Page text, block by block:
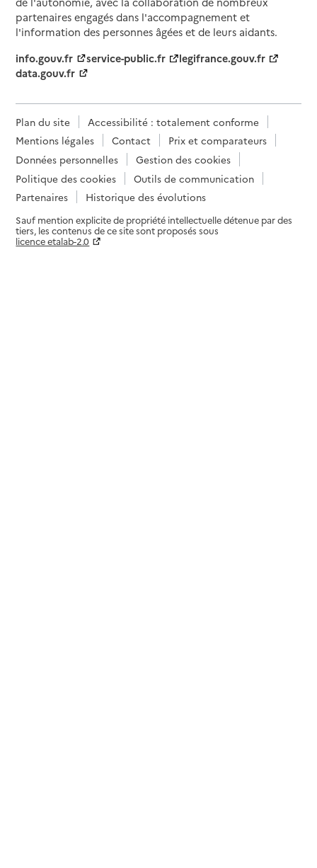
partenaires engagés dans l'accompagnement et
l'information des personnes âgées et de leurs aidants.
info.gouv.fr
service-public.fr
legifrance.gouv.fr
data.gouv.fr
Plan du site
Accessibilité : totalement conforme
Mentions légales
Contact
Prix et comparateurs
Données personnelles
Gestion des cookies
Politique des cookies
Outils de communication
Partenaires
Historique des évolutions
Sauf mention explicite de propriété intellectuelle détenue par des
tiers, les contenus de ce site sont proposés sous
licence etalab-2.0